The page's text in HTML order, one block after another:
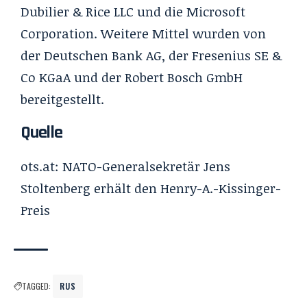
Dubilier & Rice LLC und die Microsoft
Corporation. Weitere Mittel wurden von
der Deutschen Bank AG, der Fresenius SE &
Co KGaA und der Robert Bosch GmbH
bereitgestellt.
Quelle
ots.at: NATO-Generalsekretär Jens
Stoltenberg erhält den Henry-A.-Kissinger-
Preis
TAGGED: RUS